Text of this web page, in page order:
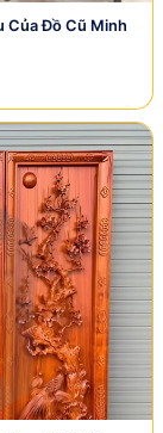
Của Đồ Cũ Minh